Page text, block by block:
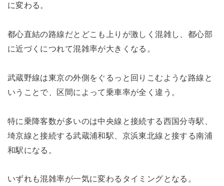
に変わる。
都心直結の路線だとどこも上りが激しく混雑し、都心部
に近づくにつれて混雑率が大きくなる。
武蔵野線は東京の外側をぐるっと回りこむような路線と
いうことで、区間によって乗車率が全く違う。
特に乗降客数が多いのは中央線と接続する西国分寺駅、
埼京線と接続する武蔵浦和駅、京浜東北線と接する南浦
和駅になる。
いずれも混雑率が一気に変わるタイミングとなる。